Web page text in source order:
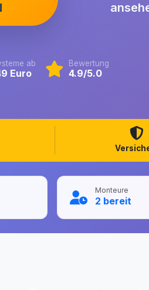
ab
Euro
Bewertung
4.9/5.0
Monteure
2 bereit